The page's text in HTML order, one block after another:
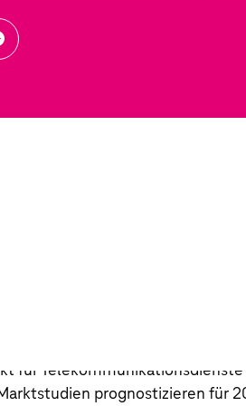
unserer
gehen wir von einem
Darstellung der Zahlen
für
prognostizieren für